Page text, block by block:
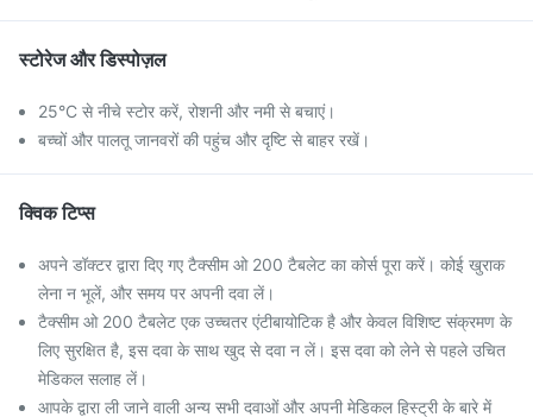
स्टोरेज और डिस्पोज़ल
25°C से नीचे स्टोर करें, रोशनी और नमी से बचाएं।
बच्चों और पालतू जानवरों की पहुंच और दृष्टि से बाहर रखें।
क्विक टिप्स
अपने डॉक्टर द्वारा दिए गए टैक्सीम ओ 200 टैबलेट का कोर्स पूरा करें। कोई खुराक
लेना न भूलें, और समय पर अपनी दवा लें।
टैक्सीम ओ 200 टैबलेट एक उच्चतर एंटीबायोटिक है और केवल विशिष्ट संक्रमण के
लिए सुरक्षित है, इस दवा के साथ खुद से दवा न लें। इस दवा को लेने से पहले उचित
मेडिकल सलाह लें।
आपके द्वारा ली जाने वाली अन्य सभी दवाओं और अपनी मेडिकल हिस्ट्री के बारे में